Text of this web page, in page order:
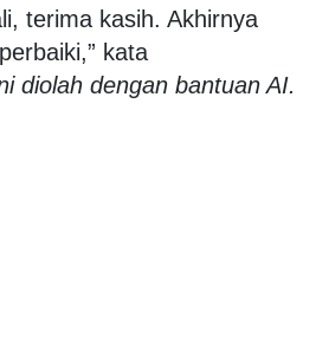
terima kasih. Akhirnya
kata
diolah dengan bantuan AI.